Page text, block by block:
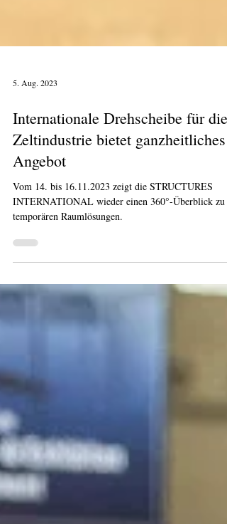
5. Aug. 2023
Internationale Drehscheibe für die
Zeltindustrie bietet ganzheitliches
Angebot
Vom 14. bis 16.11.2023 zeigt die STRUCTURES
temporären Raumlösungen.